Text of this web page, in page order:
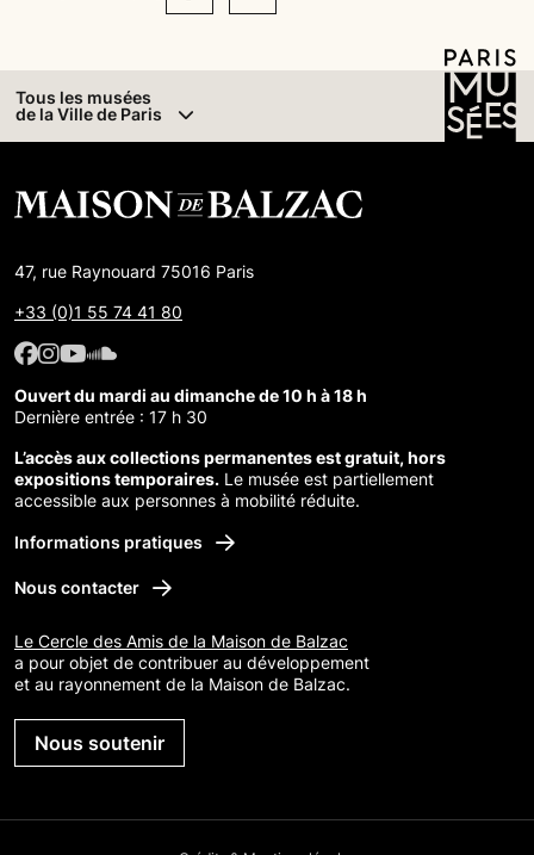
Tous les musées
de la Ville de Paris
47, rue Raynouard 75016 Paris
+33 (0)1 55 74 41 80
Facebook : Maison de Balzac
Facebook : Maison de Balzac
Youtube : Maison de Balzac
SoundCloud : Maison de Balzac
Ouvert du mardi au dimanche de 10 h à 18 h
Dernière entrée : 17 h 30
L’accès aux collections permanentes est gratuit, hors
expositions temporaires. Le musée est partiellement
accessible aux personnes à mobilité réduite.
Informations pratiques
Nous contacter
Le Cercle des Amis de la Maison de Balzac
a pour objet de contribuer au développement
et au rayonnement de la Maison de Balzac.
Nous soutenir